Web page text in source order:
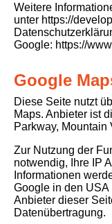
Weitere
unter https://
Google: https://
Google
Diese Seite nutzt
Maps. Anbieter ist
Parkway, Mountain
Zur Nutzung der
notwendig, Ihre IP
Informationen
Google in den USA
Anbieter dieser
Datenübertragung.